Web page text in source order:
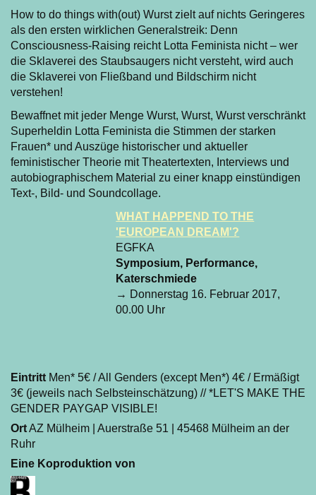
How to do things with(out) Wurst zielt auf nichts Geringeres
als den ersten wirklichen Generalstreik: Denn
Consciousness-Raising reicht Lotta Feminista nicht – wer
die Sklaverei des Staubsaugers nicht versteht, wird auch
die Sklaverei von Fließband und Bildschirm nicht
verstehen!
Bewaffnet mit jeder Menge Wurst, Wurst, Wurst verschränkt
Superheldin Lotta Feminista die Stimmen der starken
Frauen* und Auszüge historischer und aktueller
feministischer Theorie mit Theatertexten, Interviews und
autobiographischem Material zu einer knapp einstündigen
Text-, Bild- und Soundcollage.
WHAT HAPPEND TO THE
'EUROPEAN DREAM'?
EGFKA
Symposium, Performance,
Katerschmiede
→ Donnerstag 16. Februar 2017,
00.00 Uhr
Eintritt Men* 5€ / All Genders (except Men*) 4€ / Ermäßigt
3€ (jeweils nach Selbsteinschätzung) // *LET'S MAKE THE
GENDER PAYGAP VISIBLE!
OrtAZ Mülheim | Auerstraße 51 | 45468 Mülheim an der
Ruhr
Eine Koproduktion von